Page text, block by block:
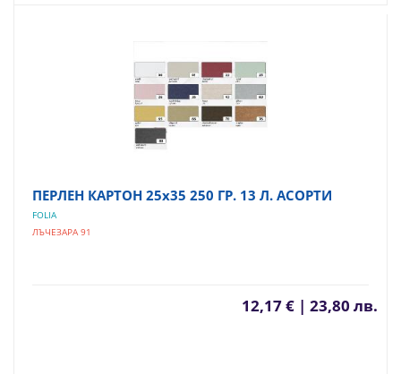
ПЕРЛЕН КАРТОН 25х35 250 ГР. 13 Л. АСОРТИ
FOLIA
ЛЪЧЕЗАРА 91
12,17 € | 23,80 лв.